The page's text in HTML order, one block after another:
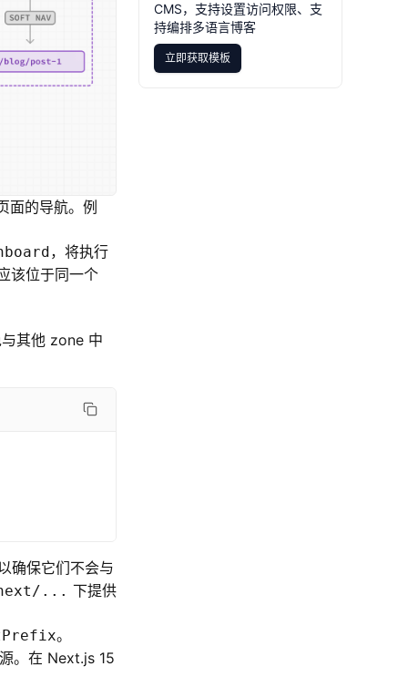
面的导航。例
，将执行
该位于同一个
其他 zone 中
确保它们不会与
... 下提供
。
。在 Next.js 15
CMS，支持设置访问权限、支
持编排多语言博客
立即获取模板
立即获取模板